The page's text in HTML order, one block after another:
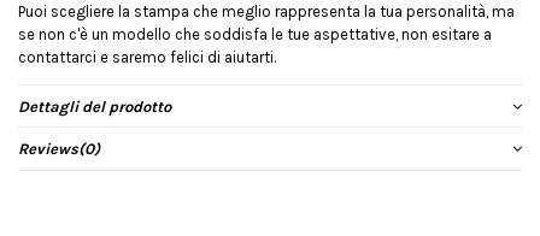
Puoi scegliere la stampa che meglio rappresenta la tua personalità, ma
se non c'è un modello che soddisfa le tue aspettative, non esitare a
contattarci e saremo felici di aiutarti.
Dettagli del prodotto
Reviews(0)